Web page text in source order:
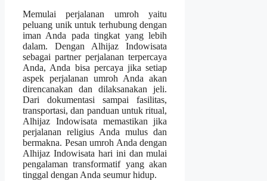
Memulai perjalanan umroh yaitu
peluang unik untuk terhubung dengan
iman Anda pada tingkat yang lebih
dalam. Dengan Alhijaz Indowisata
sebagai partner perjalanan terpercaya
Anda, Anda bisa percaya jika setiap
aspek perjalanan umroh Anda akan
direncanakan dan dilaksanakan jeli.
Dari dokumentasi sampai fasilitas,
transportasi, dan panduan untuk ritual,
Alhijaz Indowisata memastikan jika
perjalanan religius Anda mulus dan
bermakna. Pesan umroh Anda dengan
Alhijaz Indowisata hari ini dan mulai
pengalaman transformatif yang akan
tinggal dengan Anda seumur hidup.